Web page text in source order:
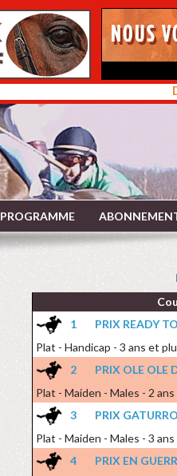
PROGRAMME
1
PRIX READY
Plat - Handicap - 3 ans et
2
PRIX OLE OLE
Plat - Maiden - Males - 2
3
PRIX GATURRO
Plat - Maiden - Males - 3
4
PRIX EN